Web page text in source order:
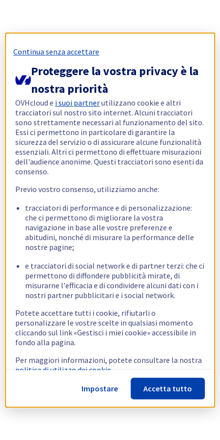
Continua senza accettare
Proteggere la vostra privacy è la
nostra priorità
OVHcloud e i suoi partnerutilizzano cookie e altri
tracciatori sul nostro sito internet. Alcuni tracciatori
sono strettamente necessari al funzionamento del sito.
Essi ci permettono in particolare di garantire la
sicurezza del servizio o di assicurare alcune funzionalità
essenziali. Altri ci permettono di effettuare misurazioni
dell'audience anonime. Questi tracciatori sono esenti da
consenso.
Previo vostro consenso, utilizziamo anche:
tracciatori di performance e di personalizzazione:
che ci permettono di migliorare la vostra
navigazione in base alle vostre preferenze e
abitudini, nonché di misurare la performance delle
nostre pagine;
e tracciatori di social network e di partner terzi: che ci
permettono di diffondere pubblicità mirate, di
misurarne l'efficacia e di condividere alcuni dati con i
nostri partner pubblicitari e i social network.
Potete accettare tutti i cookie, rifiutarli o
personalizzare le vostre scelte in qualsiasi momento
cliccando sul link «Gestisci i miei cookie» accessibile in
fondo alla pagina.
Per maggiori informazioni, potete consultare la nostra
politica di utilizzo dei cookie.
Impostare
Accetta tutto